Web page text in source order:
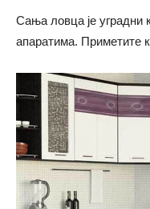
Сања ловца је уградни
апаратима. Приметите